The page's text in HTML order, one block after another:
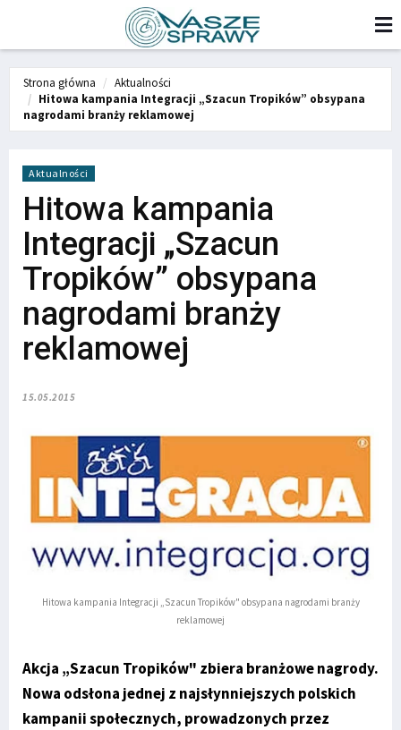
Strona główna
Aktualności
Hitowa kampania Integracji „Szacun Tropików” obsypana
nagrodami branży reklamowej
Aktualności
Hitowa kampania
Integracji „Szacun
Tropików” obsypana
nagrodami branży
reklamowej
15.05.2015
Hitowa kampania Integracji „Szacun Tropików" obsypana nagrodami branży
reklamowej
Akcja „Szacun Tropików" zbiera branżowe nagrody.
Nowa odsłona jednej z najsłynniejszych polskich
kampanii społecznych, prowadzonych przez